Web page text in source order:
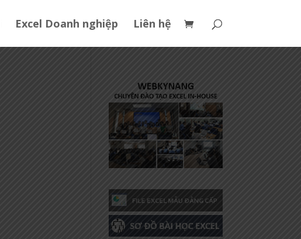
Excel Doanh nghiệp Liên hệ